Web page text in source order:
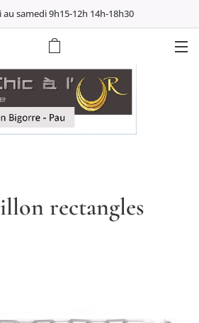
au samedi 9h15-12h 14h-18h30
rectangles